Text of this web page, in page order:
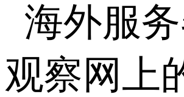
海外服
观察网上